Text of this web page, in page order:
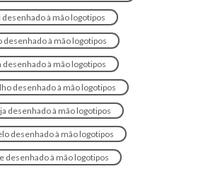
desenhado à mão logotipos
desenhado à mão logotipos
desenhado à mão logotipos
desenhado à mão logotipos
desenhado à mão logotipos
desenhado à mão logotipos
desenhado à mão logotipos